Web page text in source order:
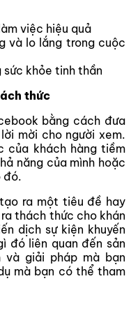
việc hiệu quả
và lo lắng trong cuộc
sức khỏe tinh thần
thức
bằng cách đưa
mời cho người xem.
của khách hàng tiềm
năng của mình hoặc
đó.
ra một tiêu đề hay
thách thức cho khán
dịch sự kiện khuyến
đó liên quan đến sản
và giải pháp mà bạn
mà bạn có thể tham